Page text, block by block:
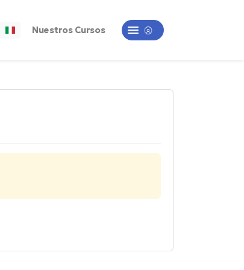
Nuestros Cursos